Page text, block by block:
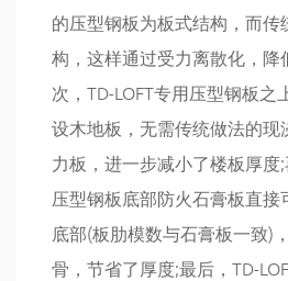
的压型钢板为板式结构，而传
构，这样通过受力离散化，降
次，TD-LOFT专用压型钢板之
设木地板，无需传统做法的现
力板，进一步减小了楼板厚度
压型钢板底部防火石膏板直接
底部(板肋模数与石膏板一致)
骨，节省了厚度;最后，TD-